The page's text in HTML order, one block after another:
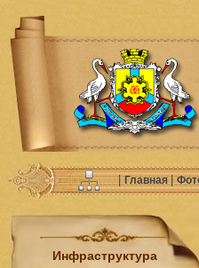
|Главная|
Инфраструктура